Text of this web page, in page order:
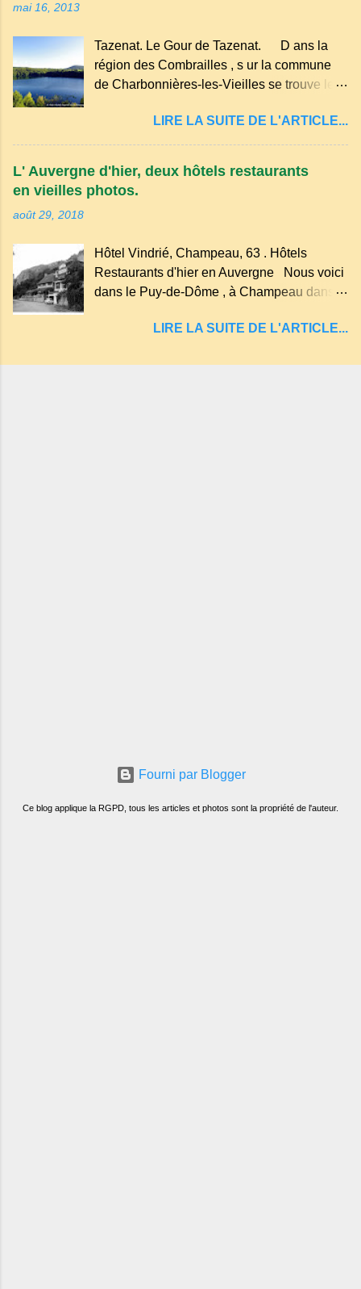
dans les nuages et brille au moindre rayon
de soleil, attirant le regard. Bien entouré de
verdure, d'un étang, d'une bambouseraie
des souvenirs tout cela dans un grand parc
arboré.
mai 16, 2013
Tazenat. Le Gour de Tazenat. D ans la
région des Combrailles , s ur la commune
de Charbonnières-les-Vieilles se trouve le
d'explosion) rempli d’eau, appelé : le Lac de
Tazenat ou Tazanat, il est le premier et le
plus au nord de la Chaîne des Puys qui en
compte près de soixante. En Auvergne
"sans fond" et en forme d'entonnoir
entraînant vers les entrailles de la terre, les
malheureux qui s'approchaient trop de
LIRE LA SUITE DE L'ARTICLE...
L' Auvergne d'hier, deux hôtels restaurants
en vieilles photos.
août 29, 2018
Hôtel Vindrié, Champeau, 63 . Hôtels
Restaurants d'hier en Auvergne Nous voici
dans le Puy-de-Dôme , à Champeau dans
Servant . L'Hôtel-Restaurant Vindrié était
son jambon de pays et son poulet cocotte,
LIRE LA SUITE DE L'ARTICLE...
Fourni par Blogger
Ce blog applique la RGPD, tous les articles et photos sont la propriété de l'auteur.